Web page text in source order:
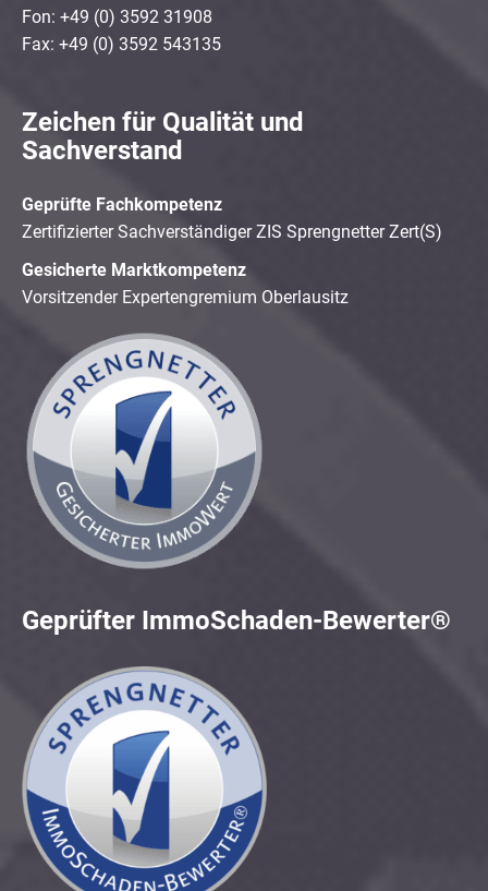
Fon: +49 (0) 3592 31908
Fax: +49 (0) 3592 543135
Zeichen für Qualität und
Sachverstand
Geprüfte Fachkompetenz
Zertifizierter Sachverständiger ZIS Sprengnetter Zert(S)
Gesicherte Marktkompetenz
Vorsitzender Expertengremium Oberlausitz
Geprüfter ImmoSchaden-Bewerter®